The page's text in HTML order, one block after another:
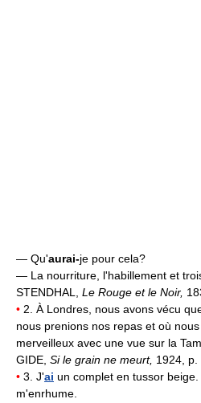
— Qu'aurai-je pour cela?
— La nourriture, l'habillement et
STENDHAL, Le Rouge et le Noir,
• 2. À Londres, nous avons vécu
nous prenions nos repas et où nous
merveilleux avec une vue sur la
GIDE, Si le grain ne meurt, 1924, p.
• 3. J'ai un complet en tussor
m'enrhume.